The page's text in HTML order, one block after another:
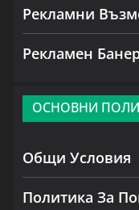
Рекламни
Рекламен
ОСНОВНИ
Общи Условия
Политика За